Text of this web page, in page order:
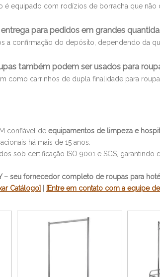
é equipado com rodízios de borracha que não
para pedidos em grandes
a confirmação do depósito, dependendo da
também podem ser usados ​​para
como carrinhos de dupla finalidade para
confiável de equipamentos de limpeza e
há mais de 15 anos.
sob certificação ISO 9001 e SGS,
– seu fornecedor completo de roupas para
Catálogo] [Entre em contato com a equipe